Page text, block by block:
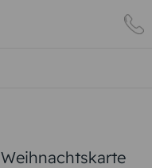
Weihnachtskarte